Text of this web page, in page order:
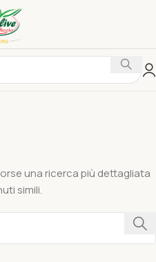
una ricerca più dettagliata
simili.